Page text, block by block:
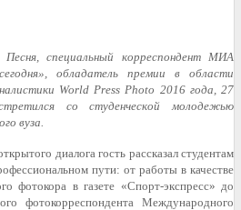
Песня, специальный корреспондент МИА
обладатель премии в области
World Press Photo 2016 года, 27
со студенческой молодежью
вуза.
диалога гость рассказал студентам
пути: от работы в качестве
фотокора в газете «Спорт-экспресс» до
фотокорреспондента Международного